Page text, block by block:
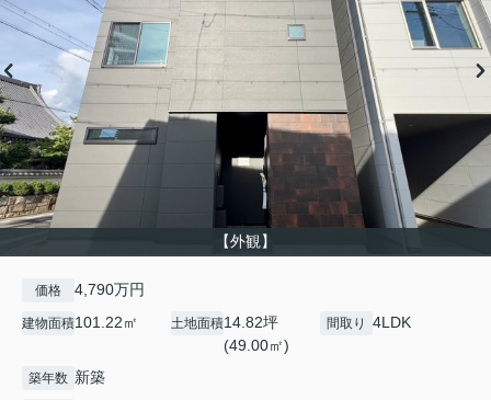
【外観】
価格 4,790万円
建物面積101.22㎡ 土地面積14.82坪
(49.00㎡)
間取り 4LDK
築年数 新築